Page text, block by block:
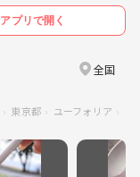
アプリで開く
全国
東京都 ユーフォリア